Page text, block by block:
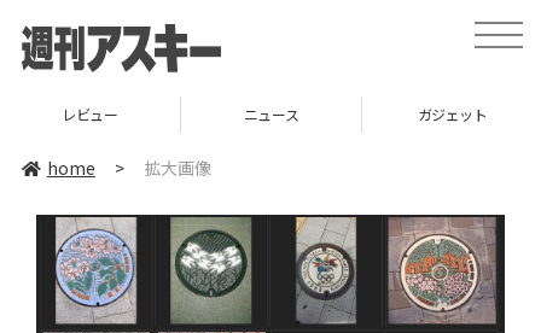
toggle
レビュー ニュース ガジェット
home > 拡大画像